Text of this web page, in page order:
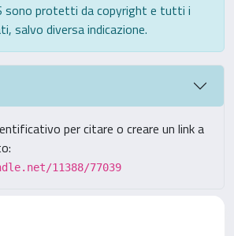
sono protetti da copyright e tutti i
salvo diversa indicazione.
per citare o creare un link a
11388/77039